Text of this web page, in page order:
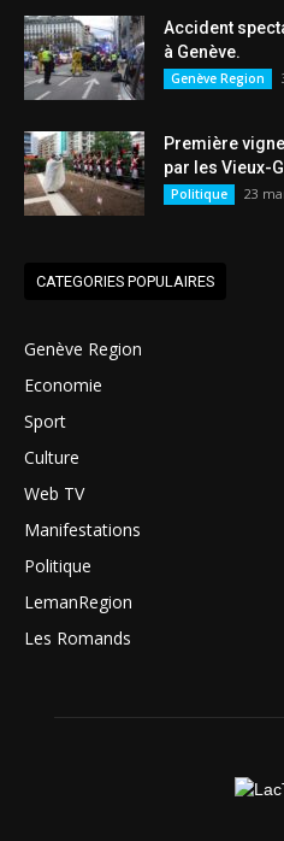
Accident
à Genève.
Genève Region
Première
par les Vieux-
Politique 23
CATEGORIES POPULAIRES
Genève Region
Economie
Sport
Culture
Web TV
Manifestations
Politique
LemanRegion
Les Romands